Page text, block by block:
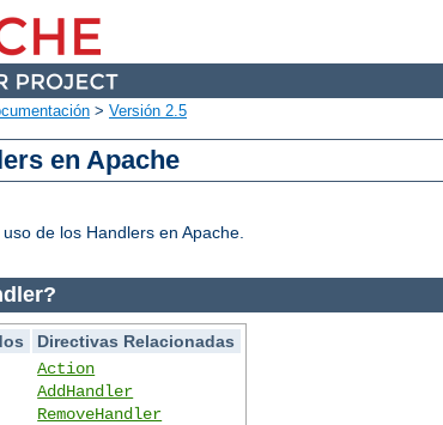
> Versión 2.5
en Apache
de los Handlers en Apache.
Directivas Relacionadas
Action
AddHandler
RemoveHandler